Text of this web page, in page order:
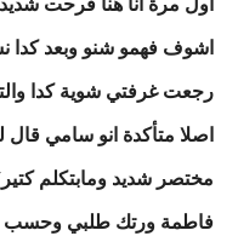
اشوف فهمو شنو وبعد
رجعت غرفتي شوية كدا
اصلا متأكدة انو سامي
مختصر شديد ومابتكلم
فاطمة ورتك طلبي وحسب